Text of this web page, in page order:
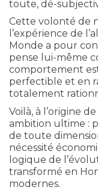
toute, dé-
Cette volonté de
l’expérience de
Monde a pour
pense lui-même
comportement
perfectible et en
totalement
Voilà, à l’origine
ambition ultime :
de toute
nécessité
logique de
transformé en
modernes.